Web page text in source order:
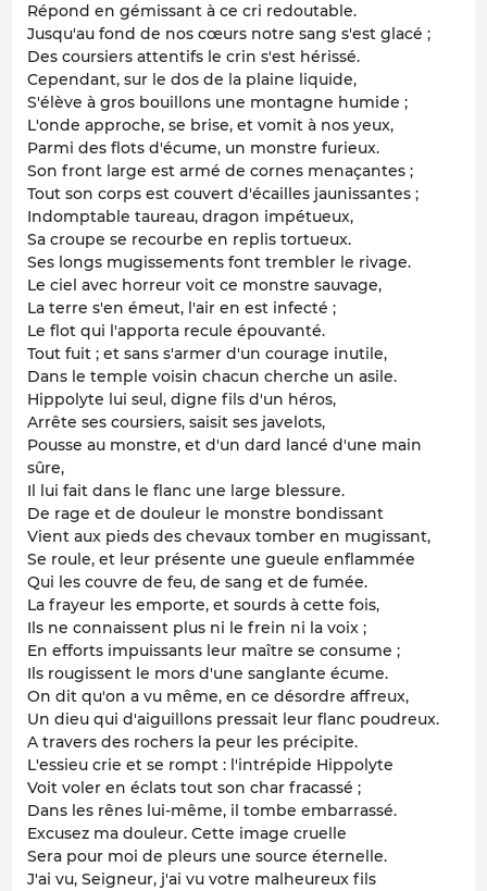
Répond en gémissant à ce cri redoutable.
Jusqu'au fond de nos cœurs notre sang s'est glacé ;
Des coursiers attentifs le crin s'est hérissé.
Cependant, sur le dos de la plaine liquide,
S'élève à gros bouillons une montagne humide ;
L'onde approche, se brise, et vomit à nos yeux,
Parmi des flots d'écume, un monstre furieux.
Son front large est armé de cornes menaçantes ;
Tout son corps est couvert d'écailles jaunissantes ;
Indomptable taureau, dragon impétueux,
Sa croupe se recourbe en replis tortueux.
Ses longs mugissements font trembler le rivage.
Le ciel avec horreur voit ce monstre sauvage,
La terre s'en émeut, l'air en est infecté ;
Le flot qui l'apporta recule épouvanté.
Tout fuit ; et sans s'armer d'un courage inutile,
Dans le temple voisin chacun cherche un asile.
Hippolyte lui seul, digne fils d'un héros,
Arrête ses coursiers, saisit ses javelots,
Pousse au monstre, et d'un dard lancé d'une main
sûre,
Il lui fait dans le flanc une large blessure.
De rage et de douleur le monstre bondissant
Vient aux pieds des chevaux tomber en mugissant,
Se roule, et leur présente une gueule enflammée
Qui les couvre de feu, de sang et de fumée.
La frayeur les emporte, et sourds à cette fois,
Ils ne connaissent plus ni le frein ni la voix ;
En efforts impuissants leur maître se consume ;
Ils rougissent le mors d'une sanglante écume.
On dit qu'on a vu même, en ce désordre affreux,
Un dieu qui d'aiguillons pressait leur flanc poudreux.
A travers des rochers la peur les précipite.
L'essieu crie et se rompt : l'intrépide Hippolyte
Voit voler en éclats tout son char fracassé ;
Dans les rênes lui-même, il tombe embarrassé.
Excusez ma douleur. Cette image cruelle
Sera pour moi de pleurs une source éternelle.
J'ai vu, Seigneur, j'ai vu votre malheureux fils